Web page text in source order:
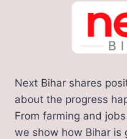
भर्ती,
आवेदन,
69000
मिलेगी
सैलरी
Next Bihar shares
about the progress
From farming and
we show how Bihar is